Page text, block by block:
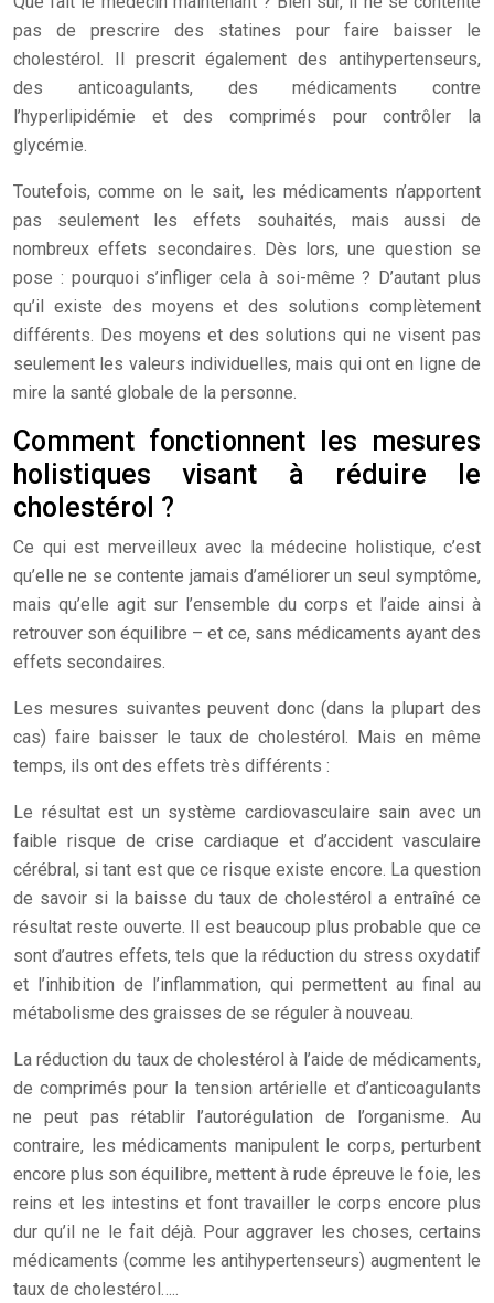
pas de prescrire des statines pour faire baisser le
cholestérol. Il prescrit également des antihypertenseurs,
des anticoagulants, des médicaments contre
l’hyperlipidémie et des comprimés pour contrôler la
glycémie.
Toutefois, comme on le sait, les médicaments n’apportent
pas seulement les effets souhaités, mais aussi de
nombreux effets secondaires. Dès lors, une question se
pose : pourquoi s’infliger cela à soi-même ? D’autant plus
qu’il existe des moyens et des solutions complètement
différents. Des moyens et des solutions qui ne visent pas
seulement les valeurs individuelles, mais qui ont en ligne de
mire la santé globale de la personne.
Comment fonctionnent les mesures
holistiques visant à réduire le
cholestérol ?
Ce qui est merveilleux avec la médecine holistique, c’est
qu’elle ne se contente jamais d’améliorer un seul symptôme,
mais qu’elle agit sur l’ensemble du corps et l’aide ainsi à
retrouver son équilibre – et ce, sans médicaments ayant des
effets secondaires.
Les mesures suivantes peuvent donc (dans la plupart des
cas) faire baisser le taux de cholestérol. Mais en même
temps, ils ont des effets très différents :
Le résultat est un système cardiovasculaire sain avec un
faible risque de crise cardiaque et d’accident vasculaire
cérébral, si tant est que ce risque existe encore. La question
de savoir si la baisse du taux de cholestérol a entraîné ce
résultat reste ouverte. Il est beaucoup plus probable que ce
sont d’autres effets, tels que la réduction du stress oxydatif
et l’inhibition de l’inflammation, qui permettent au final au
métabolisme des graisses de se réguler à nouveau.
La réduction du taux de cholestérol à l’aide de médicaments,
de comprimés pour la tension artérielle et d’anticoagulants
ne peut pas rétablir l’autorégulation de l’organisme. Au
contraire, les médicaments manipulent le corps, perturbent
encore plus son équilibre, mettent à rude épreuve le foie, les
reins et les intestins et font travailler le corps encore plus
dur qu’il ne le fait déjà. Pour aggraver les choses, certains
médicaments (comme les antihypertenseurs) augmentent le
taux de cholestérol…..